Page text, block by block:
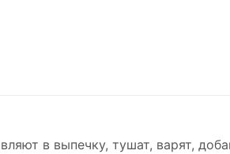
в выпечку, тушат, варят,